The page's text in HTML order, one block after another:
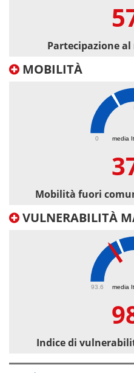
Partecipazione
MOBILITÀ
media
0
Mobilità fuori
VULNERABILITÀ
media
93.6
Indice di